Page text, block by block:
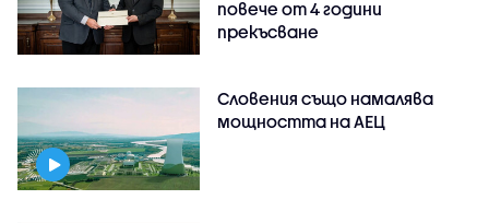
повече от 4 години
прекъсване
Словения също намалява
мощността на АЕЦ